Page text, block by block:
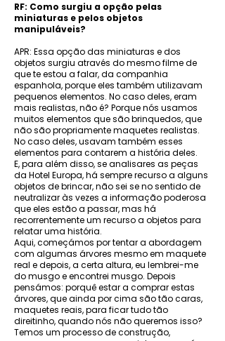
RF: Como surgiu a opção pelas
miniaturas e pelos objetos
manipuláveis?
APR: Essa opção das miniaturas e dos
objetos surgiu através do mesmo filme de
que te estou a falar, da companhia
espanhola, porque eles também utilizavam
pequenos elementos. No caso deles, eram
mais realistas, não é? Porque nós usamos
muitos elementos que são brinquedos, que
não são propriamente maquetes realistas.
No caso deles, usavam também esses
elementos para contarem a história deles.
E, para além disso, se analisares as peças
da Hotel Europa, há sempre recurso a alguns
objetos de brincar, não sei se no sentido de
neutralizar às vezes a informação poderosa
que eles estão a passar, mas há
recorrentemente um recurso a objetos para
relatar uma história.
Aqui, começámos por tentar a abordagem
com algumas árvores mesmo em maquete
real e depois, a certa altura, eu lembrei-me
do musgo e encontrei musgo. Depois
pensámos: porquê estar a comprar estas
árvores, que ainda por cima são tão caras,
maquetes reais, para ficar tudo tão
direitinho, quando nós não queremos isso?
Temos um processo de construção,